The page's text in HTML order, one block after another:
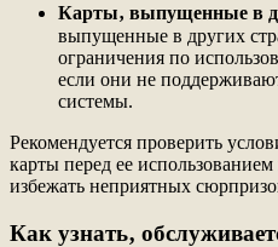
Карты‚ выпущенные в
выпущенные в других
ограничения по
если они не
системы.
Рекомендуется проверить
карты перед ее
избежать неприятных
Как узнать‚